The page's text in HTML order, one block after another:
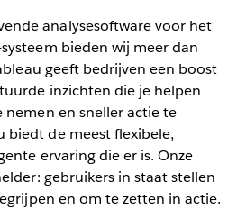
analysesoftware voor het
bieden wij meer dan
geeft bedrijven een boost
inzichten die je helpen
nemen en sneller actie te
biedt de meest flexibele,
ervaring die er is. Onze
gebruikers in staat stellen
en om te zetten in actie.